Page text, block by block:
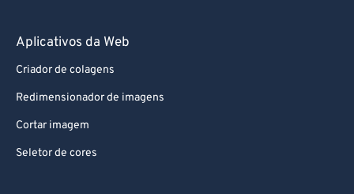
Aplicativos da Web
Criador de colagens
Redimensionador de imagens
Cortar imagem
Seletor de cores